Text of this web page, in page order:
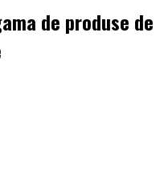
de produse de